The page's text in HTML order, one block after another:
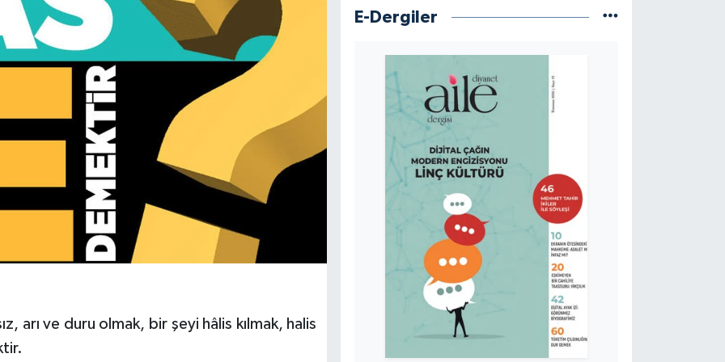
arı ve duru olmak, bir şeyi hâlis kılmak, halis
E-Dergiler